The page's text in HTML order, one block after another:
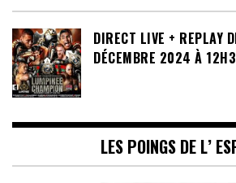
DIRECT LIVE + REPLAY
DÉCEMBRE 2024 À
LES POINGS DE L’